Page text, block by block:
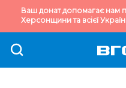
Ваш донат допомагає нам
Херсонщини та всієї